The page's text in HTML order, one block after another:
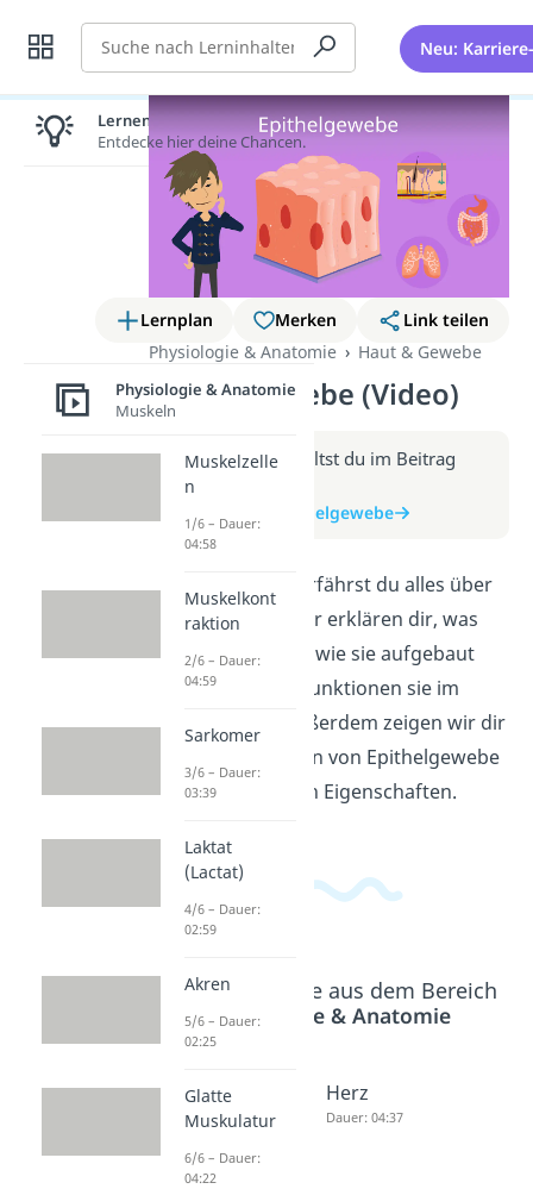
Suche Neu:
Lernplan Merken
Link teilen
Physiologie & Anatomie
Haut & Gewebe
Epithelgewebe (Video)
Weitere Infos erhältst du im Beitrag
zum Video
zum Beitrag: Epithelgewebe
In diesem Video erfährst du alles über
Epithelgewebe. Wir erklären dir, was
Epithelzellen sind, wie sie aufgebaut
sind und welche Funktionen sie im
Körper haben. Außerdem zeigen wir dir
verschiedene Arten von Epithelgewebe
und ihre speziellen Eigenschaften.
Beliebte Inhalte aus dem Bereich
Physiologie & Anatomie
Verdauu
ngsorgan
e
Dauer: 04:26
Mensch
Herz
Dauer: 04:37
Lernen lohnt sich!
Entdecke hier deine Chancen.
Physiologie & Anatomie
Muskeln
Muskelzelle
n
1/6 – Dauer:
04:58
Muskelkont
raktion
2/6 – Dauer:
04:59
Sarkomer
3/6 – Dauer:
03:39
Laktat
(Lactat)
4/6 – Dauer:
02:59
Akren
5/6 – Dauer:
02:25
Glatte
Muskulatur
6/6 – Dauer:
04:22